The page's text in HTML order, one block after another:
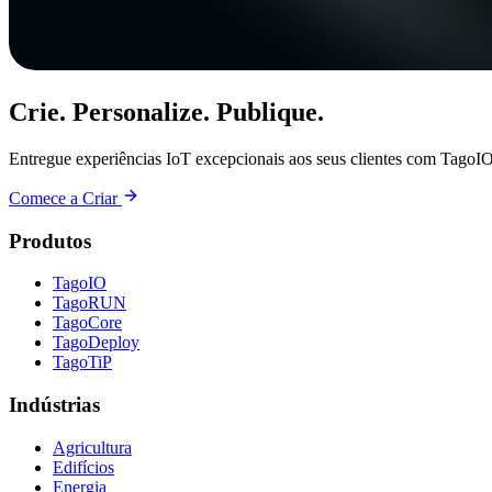
Crie. Personalize. Publique.
Entregue experiências IoT excepcionais aos seus clientes com
Comece a Criar
Produtos
TagoIO
TagoRUN
TagoCore
TagoDeploy
TagoTiP
Indústrias
Agricultura
Edifícios
Energia